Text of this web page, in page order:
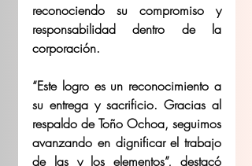
reconociendo su compromiso y
responsabilidad dentro de la
corporación.
“Este logro es un reconocimiento a
su entrega y sacrificio. Gracias al
respaldo de Toño Ochoa, seguimos
avanzando en dignificar el trabajo
de las y los elementos”, destacó